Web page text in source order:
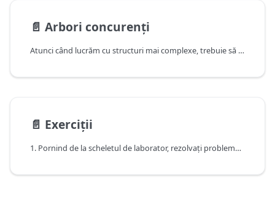
📄️ Arbori concurenți
Atunci când lucrăm cu structuri mai complexe, trebuie să avem grijă la sincronizarea accesului concurent la ele, dar și la eficiența finală a implementării. Ca să vedem un exemplu concret, vom presupune că avem un arbore binar. Când se dorește inserarea unui element într-un astfel de arbore, se verifică mai întâi dacă nodul unde inserăm are copil în partea stângă. Dacă nu are, atunci nodul copil va fi inserat în stânga, altfel va fi inserat în partea dreaptă:
📄️ Exerciții
1. Pornind de la scheletul de laborator, rezolvați problema de sincronizare din pachetul multipleProducersMultipleConsumers, folosind ArrayBlockingQueue.